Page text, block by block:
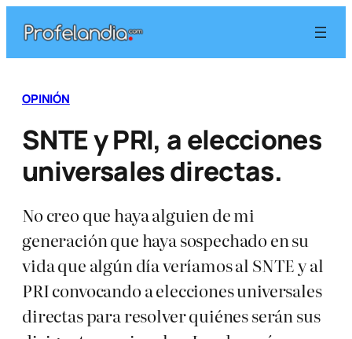
contenido
OPINIÓN
SNTE y PRI, a elecciones
universales directas.
No creo que haya alguien de mi
generación que haya sospechado en su
vida que algún día veríamos al SNTE y al
PRI convocando a elecciones universales
directas para resolver quiénes serán sus